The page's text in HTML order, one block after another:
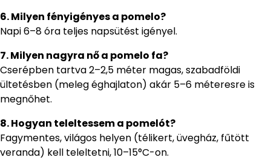
6. Milyen fényigényes a pomelo?
Napi 6–8 óra teljes napsütést igényel.
7. Milyen nagyra nő a pomelo fa?
Cserépben tartva 2–2,5 méter magas, szabadföldi
ültetésben (meleg éghajlaton) akár 5–6 méteresre is
megnőhet.
8. Hogyan teleltessem a pomelót?
Fagymentes, világos helyen (télikert, üvegház, fűtött
veranda) kell teleltetni, 10–15°C-on.